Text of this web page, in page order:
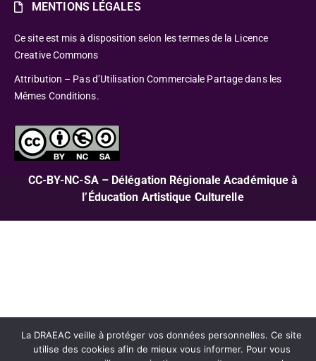
MENTIONS LÉGALES
Ce site est mis à disposition selon les termes de la Licence
Creative Commons
Attribution – Pas d’Utilisation Commerciale Partage dans les
Mêmes Conditions.
CC-BY-NC-SA – Délégation Régionale Académique à
l’Éducation Artistique Culturelle
La DRAEAC veille à protéger vos données personnelles. Ce site
utilise des cookies afin de mieux vous informer. Pour vous